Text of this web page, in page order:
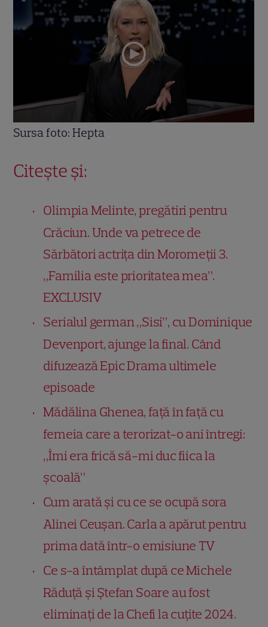
Sursa foto: Hepta
Citește și:
Olimpia Melinte, pregătiri pentru
Crăciun. Unde va petrece de
Sărbători actrița din Moromeții 3.
„Familia este prioritatea mea”.
EXCLUSIV
Serialul german „Sisi”, cu Dominique
Devenport, ajunge la final. Când
difuzează Epic Drama ultimele
episoade
Mădălina Ghenea, față în față cu
femeia care a terorizat-o ani întregi:
„Îmi era frică să-mi duc fiica la
școală”
Cum arată și cu ce se ocupă sora
Alinei Ceușan. Carla a apărut pentru
prima dată într-o emisiune TV
Ce s-a întâmplat după ce Michele
Răduță și Ștefan Soare au fost
eliminați de la Chefi la cuțite 2024.